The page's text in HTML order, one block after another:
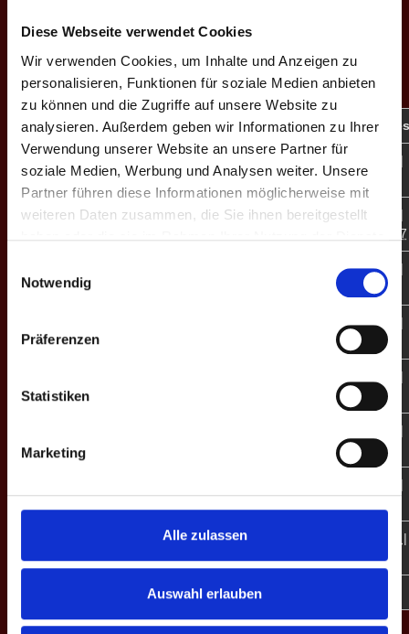
Diese Webseite verwendet Cookies
Wir verwenden Cookies, um Inhalte und Anzeigen zu
personalisieren, Funktionen für soziale Medien anbieten
zu können und die Zugriffe auf unsere Website zu
analysieren. Außerdem geben wir Informationen zu Ihrer
Verwendung unserer Website an unsere Partner für
soziale Medien, Werbung und Analysen weiter. Unsere
Partner führen diese Informationen möglicherweise mit
weiteren Daten zusammen, die Sie ihnen bereitgestellt
Notwendig
Präferenzen
Statistiken
Marketing
Alle zulassen
Auswahl erlauben
SCORES
EINZEL-MATCHES
M # Spieler GP CD % Game-Scores
E1 1 Sascha Gieseke 3 +7 50.8
10:9 | 10:9 |
10:5
E2 2 Ruben Petrosyan 3 +4 39.8
9:10 | 10:5 |
13:12 | 19:17
E3 3 Adrian Kaufmann
10:6 | 10:6 |
10:7
E4
10:6 | 10:6 |
10:5
10:6 | 10:9 |
10:6
10:6 | 10:7 |
10:4
E7 12 Barbara E. ♀ 3 +5 21.1
10:9 | 10:9 |
12:13 | 2:10 |
7:10
MP 21 +51